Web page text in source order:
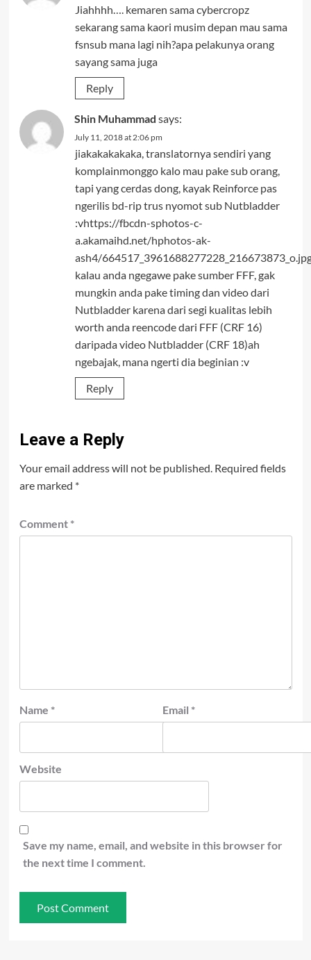
Jiahhhh…. kemaren sama cybercropz
sekarang sama kaori musim depan mau sama
fsnsub mana lagi nih?apa pelakunya orang
sayang sama juga
Reply
Shin Muhammad says:
July 11, 2018 at 2:06 pm
jiakakakakaka, translatornya sendiri yang
komplainmonggo kalo mau pake sub orang,
tapi yang cerdas dong, kayak Reinforce pas
ngerilis bd-rip trus nyomot sub Nutbladder
:vhttps://fbcdn-sphotos-c-
a.akamaihd.net/hphotos-ak-
ash4/
kalau anda ngegawe pake sumber FFF, gak
mungkin anda pake timing dan video dari
Nutbladder karena dari segi kualitas lebih
worth anda reencode dari FFF (CRF 16)
daripada video Nutbladder (CRF 18)ah
ngebajak, mana ngerti dia beginian :v
Reply
Leave a Reply
Your email address will not be published. Required fields
are marked *
Comment *
Name * Email *
Website
Save my name, email, and website in this browser for
the next time I comment.